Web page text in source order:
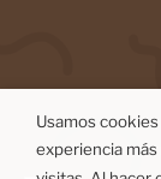
Usamos
experiencia